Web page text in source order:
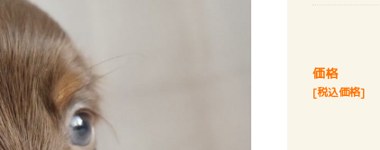
価格
[税込価格]